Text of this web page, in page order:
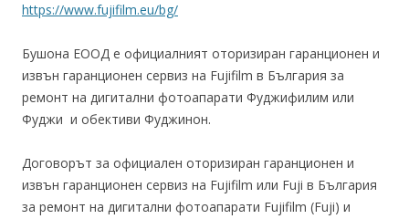
https://www.fujifilm.eu/bg/
Бушона ЕООД е официалният оторизиран гаранционен и
извън гаранционен сервиз на Fujifilm в България за
ремонт на дигитални фотоапарати Фуджифилим или
Фуджи и обективи Фуджинон.
Договорът за официален оторизиран гаранционен и
извън гаранционен сервиз на Fujifilm или Fuji в България
за ремонт на дигитални фотоапарати Fujifilm (Fuji) и